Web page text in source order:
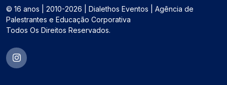
© 16 anos | 2010-2026 | Dialethos Eventos | Agência de
Palestrantes e Educação Corporativa
Todos Os Direitos Reservados.